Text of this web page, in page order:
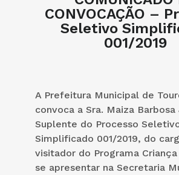
CONVOCAÇÃO –
Seletivo
001/2019
A Prefeitura Municipal de
convoca a Sra. Maiza Barbosa
Suplente do Processo
Simplificado 001/2019, do
visitador do Programa
se apresentar na Secretaria